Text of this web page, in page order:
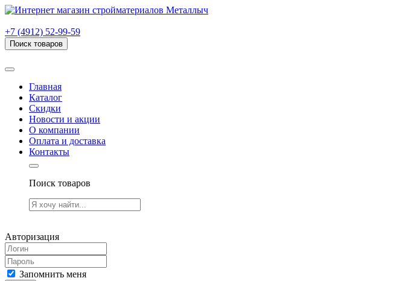
+7 (4912) 52-99-59
Поиск товаров
Главная
Каталог
Скидки
Новости и акции
О компании
Оплата и доставка
Контакты
Поиск товаров
Авторизация
Запомнить меня